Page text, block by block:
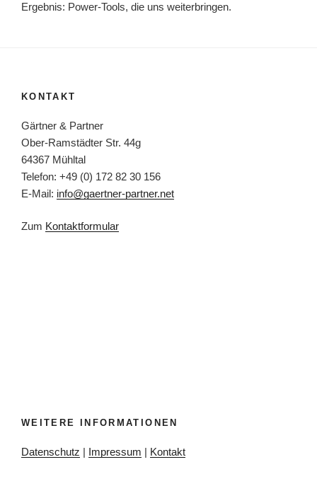
Ergebnis: Power-Tools, die uns weiterbringen.
KONTAKT
Gärtner & Partner
Ober-Ramstädter Str. 44g
64367 Mühltal
Telefon: +49 (0) 172 82 30 156
E-Mail: info@gaertner-partner.net
Zum Kontaktformular
WEITERE INFORMATIONEN
Datenschutz | Impressum | Kontakt